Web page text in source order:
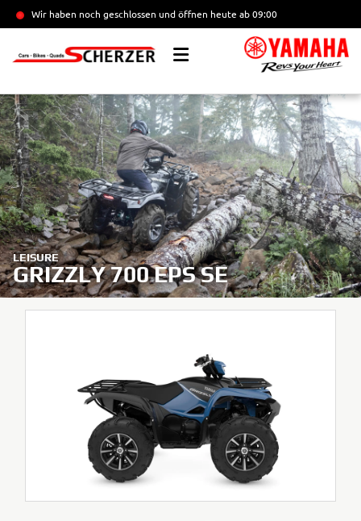
Wir haben noch geschlossen und öffnen heute ab 09:00
LEISURE
GRIZZLY 700 EPS SE